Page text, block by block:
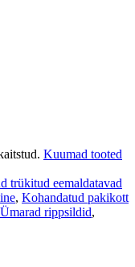
Kuumad tooted
trükitud eemaldatavad
, Kohandatud pakikott
Ümarad rippsildid,